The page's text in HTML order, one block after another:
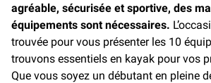
agréable, sécurisée et sportive, des
équipements sont nécessaires.
trouvée pour vous présenter les 10
trouvons essentiels en kayak pour vos
Que vous soyez un débutant en pleine